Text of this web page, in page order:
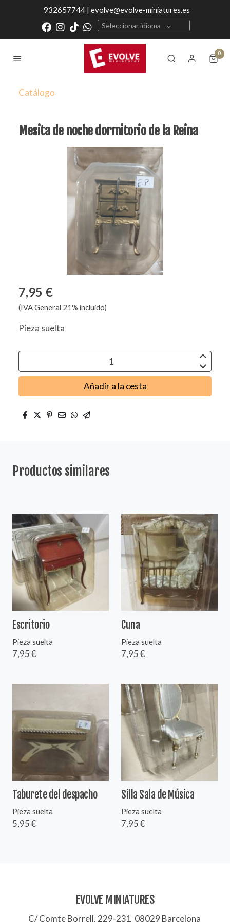
932657744 | evolve@evolve-miniatures.es
Seleccionar idioma
0
Catálogo
Mesita de noche dormitorio de la Reina
7,95 €
(IVA General 21% incluido)
Pieza suelta
Añadir a la cesta
Productos similares
Escritorio
Pieza suelta
7,95 €
Cuna
Pieza suelta
7,95 €
Taburete del despacho
Pieza suelta
5,95 €
Silla Sala de Música
Pieza suelta
7,95 €
EVOLVE MINIATURES
C/ Comte Borrell, 229-231 08029 Barcelona